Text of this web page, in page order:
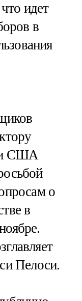
идет
в
США
о
в
Пелоси.